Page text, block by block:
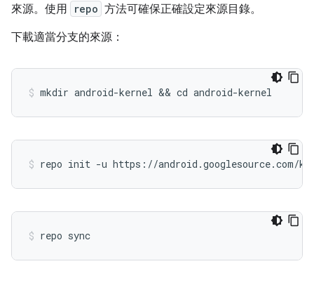
來源。使用
repo 方法可確保正確設定來源目錄。
下載適當分支的來源：
mkdir android-kernel && cd android-kernel
repo init -u https://android.googlesource.com/
repo sync